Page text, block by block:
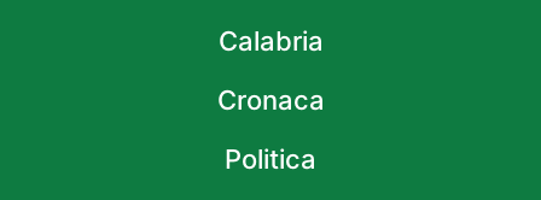
Calabria
Cronaca
Politica